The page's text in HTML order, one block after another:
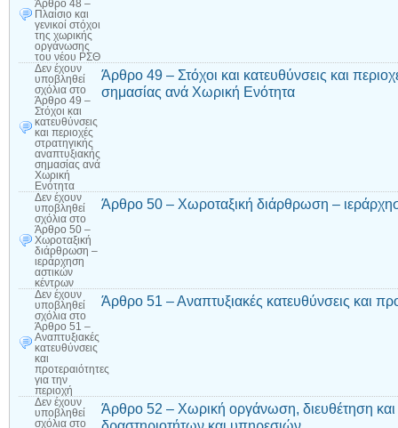
Άρθρο 48 –
Πλαίσιο και
γενικοί στόχοι
της χωρικής
οργάνωσης
του νέου ΡΣΘ
Δεν έχουν
υποβληθεί
σχόλια στο
Άρθρο 49 –
Στόχοι και
κατευθύνσεις
και περιοχές
στρατηγικής
αναπτυξιακής
σημασίας ανά
Χωρική
Ενότητα
Άρθρο 49 – Στόχοι και κατευθύνσεις και
σημασίας ανά Χωρική Ενότητα
Δεν έχουν
υποβληθεί
σχόλια στο
Άρθρο 50 –
Χωροταξική
διάρθρωση –
ιεράρχηση
αστικών
κέντρων
Άρθρο 50 – Χωροταξική διάρθρωση –
Δεν έχουν
υποβληθεί
σχόλια στο
Άρθρο 51 –
Αναπτυξιακές
κατευθύνσεις
και
προτεραιότητες
για την
περιοχή
Άρθρο 51 – Αναπτυξιακές κατευθύνσεις και
Δεν έχουν
υποβληθεί
σχόλια στο
Άρθρο 52 – Χωρική οργάνωση, διευθέτηση